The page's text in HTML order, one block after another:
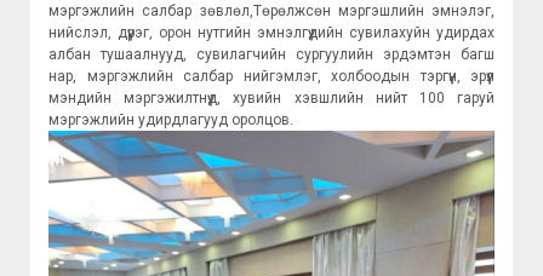
мэргэжлийн салбар зөвлөл,Төрөлжсөн мэргэшлийн эмнэлэг,
нийслэл, дүүрэг, орон нутгийн эмнэлгүүдийн сувилахуйн удирдах
албан тушаалнууд, сувилагчийн сургуулийн эрдэмтэн багш
нар, мэргэжлийн салбар нийгэмлэг, холбоодын тэргүүн, эрүүл
мэндийн мэргэжилтнүүд, хувийн хэвшлийн нийт 100 гаруй
мэргэжлийн удирдлагууд оролцов.